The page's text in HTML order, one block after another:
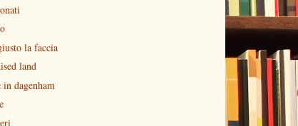
la faccia
land
in dagenham